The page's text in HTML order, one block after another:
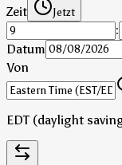
Zeit Jetzt
:
Datum
Von
EDT (daylight